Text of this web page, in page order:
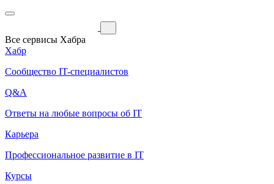
Все сервисы Хабра
Хабр
Сообщество IT-специалистов
Q&A
Ответы на любые вопросы об IT
Карьера
Профессиональное развитие в IT
Курсы